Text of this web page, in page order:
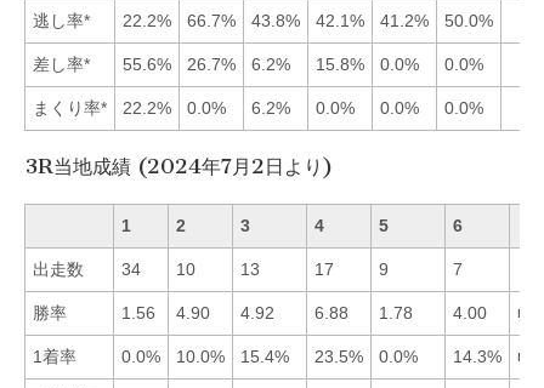
逃し率* 22.2% 66.7% 43.8% 42.1% 41.2% 50.0%
差し率* 55.6% 26.7% 6.2% 15.8% 0.0% 0.0%
まくり率* 22.2% 0.0% 6.2% 0.0% 0.0% 0.0%
3R当地成績 (2024年7月2日より)
1 2 3 4 5 6
出走数 34 10 13 17 9 7
勝率 1.56 4.90 4.92 6.88 1.78 4.00
1着率 0.0% 10.0% 15.4% 23.5% 0.0% 14.3%